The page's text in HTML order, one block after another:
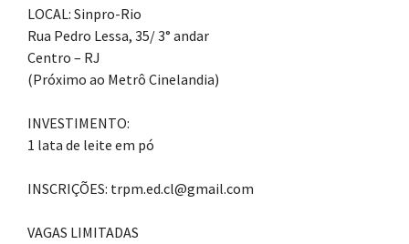
LOCAL: Sinpro-Rio
Rua Pedro Lessa, 35/ 3° andar
Centro – RJ
(Próximo ao Metrô Cinelandia)
INVESTIMENTO:
1 lata de leite em pó
INSCRIÇÕES: trpm.ed.cl@gmail.com
VAGAS LIMITADAS